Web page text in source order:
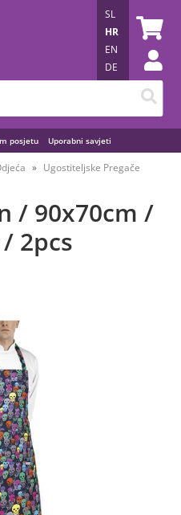
posjetu Uporabni savjeti
SL
HR
EN
DE
Ugostiteljske Pregače
/ 90x70cm /
2pcs